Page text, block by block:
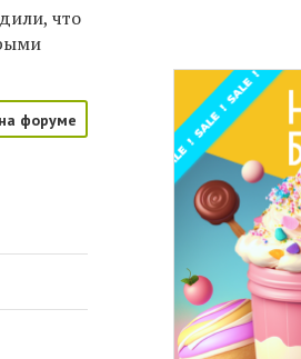
что
форуме